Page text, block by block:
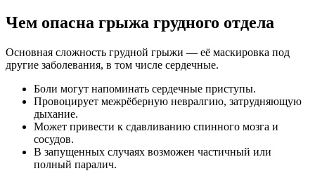
Чем опасна грыжа грудного отдела
Основная сложность грудной грыжи — её маскировка под
другие заболевания, в том числе сердечные.
Боли могут напоминать сердечные приступы.
Провоцирует межрёберную невралгию, затрудняющую
дыхание.
Может привести к сдавливанию спинного мозга и
сосудов.
В запущенных случаях возможен частичный или
полный паралич.